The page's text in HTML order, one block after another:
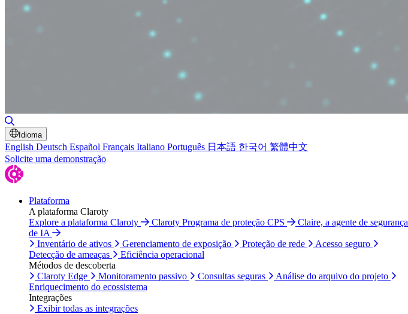
Idioma
English Deutsch Español Français Italiano Português 日本語 한국어 繁體中文
Solicite uma demonstração
Plataforma
A plataforma Claroty
Explore a plataforma Claroty
Claroty Programa de proteção CPS
Claire, a agente de segurança
de IA
Inventário de ativos
Gerenciamento de exposição Proteção de rede
Acesso seguro
Detecção de ameaças
Eficiência operacional
Métodos de descoberta
Claroty Edge
Monitoramento passivo Consultas seguras
Análise do arquivo do projeto
Enriquecimento do ecossistema
Integrações
Exibir todas as integrações